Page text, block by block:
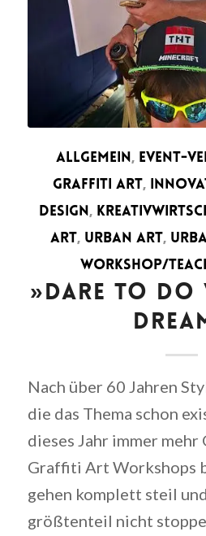
ALLGEMEIN, EVENT-
GRAFFITI ART,
DESIGN,
ART, URBAN ART,
WORKSHOP/
»DARE TO DO
Nach über 60 Jahren
die das Thema schon
dieses Jahr immer mehr
Graffiti Art Workshops
gehen komplett steil
größtenteil nicht